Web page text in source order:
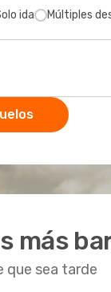
ida Múltiples
más
que sea tarde